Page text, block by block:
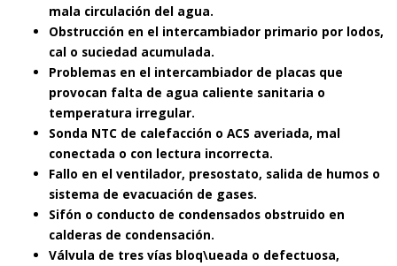
mala circulación del agua.
Obstrucción en el intercambiador primario por lodos,
cal o suciedad acumulada.
Problemas en el intercambiador de placas que
provocan falta de agua caliente sanitaria o
temperatura irregular.
Sonda NTC de calefacción o ACS averiada, mal
conectada o con lectura incorrecta.
Fallo en el ventilador, presostato, salida de humos o
sistema de evacuación de gases.
Sifón o conducto de condensados obstruido en
calderas de condensación.
Válvula de tres vías bloq\ueada o defectuosa,